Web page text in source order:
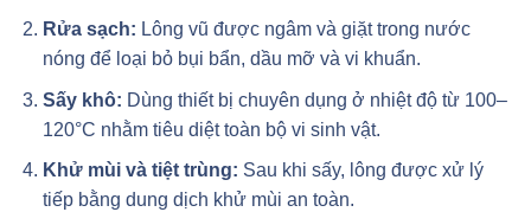
Rửa sạch: Lông vũ được ngâm và giặt trong nước
nóng để loại bỏ bụi bẩn, dầu mỡ và vi khuẩn.
Sấy khô: Dùng thiết bị chuyên dụng ở nhiệt độ từ 100–
120°C nhằm tiêu diệt toàn bộ vi sinh vật.
Khử mùi và tiệt trùng: Sau khi sấy, lông được xử lý
tiếp bằng dung dịch khử mùi an toàn.